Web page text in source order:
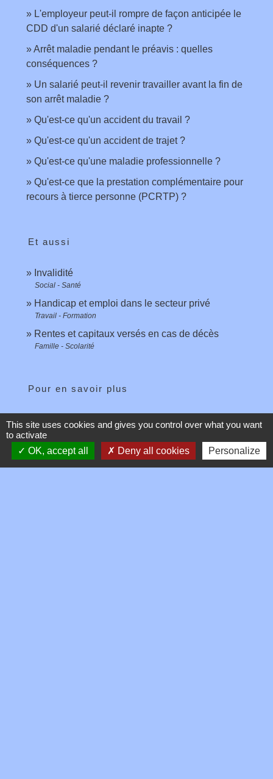
L'employeur peut-il rompre de façon anticipée le
CDD d'un salarié déclaré inapte ?
Arrêt maladie pendant le préavis : quelles
conséquences ?
Un salarié peut-il revenir travailler avant la fin de
son arrêt maladie ?
Qu'est-ce qu'un accident du travail ?
Qu'est-ce qu'un accident de trajet ?
Qu'est-ce qu'une maladie professionnelle ?
Qu'est-ce que la prestation complémentaire pour
recours à tierce personne (PCRTP) ?
Et aussi
Invalidité
Social - Santé
Handicap et emploi dans le secteur privé
Travail - Formation
Rentes et capitaux versés en cas de décès
Famille - Scolarité
Pour en savoir plus
Démarches de l'employeur en cas d'arrêt de travail
open_in_new
Caisse nationale d'assurance maladie (Cnam)
This site uses cookies and gives you control over what you want
to activate
OK, accept all
Deny all cookies Personalize